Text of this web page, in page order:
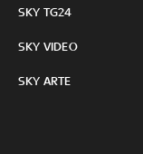
SKY TG24
SKY VIDEO
SKY ARTE